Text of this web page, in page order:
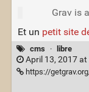
Grav is
Et un petit site
cms · libre
April 13, 2017 at
https://